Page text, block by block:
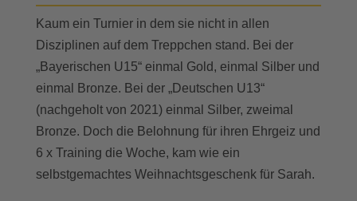
Kaum ein Turnier in dem sie nicht in allen
Disziplinen auf dem Treppchen stand. Bei der
„Bayerischen U15“ einmal Gold, einmal Silber und
einmal Bronze. Bei der „Deutschen U13“
(nachgeholt von 2021) einmal Silber, zweimal
Bronze. Doch die Belohnung für ihren Ehrgeiz und
6 x Training die Woche, kam wie ein
selbstgemachtes Weihnachtsgeschenk für Sarah.